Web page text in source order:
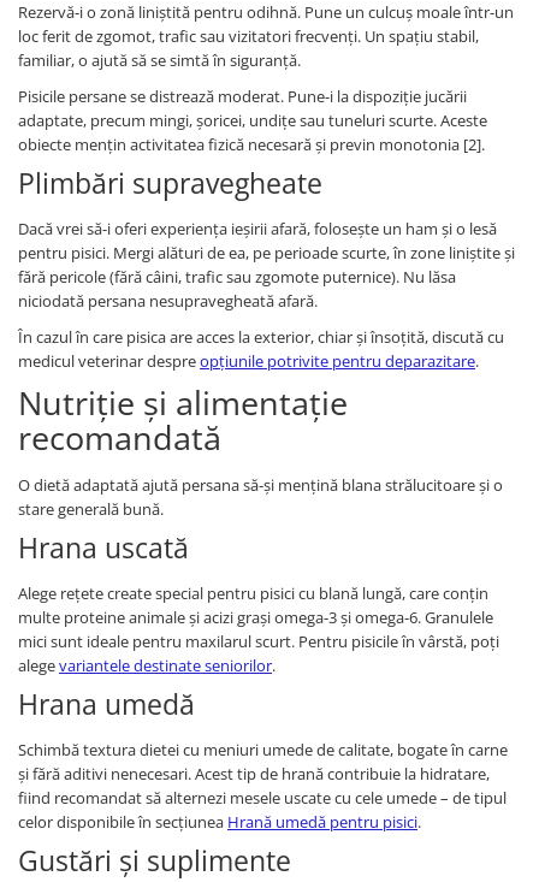
Rezervă-i o zonă liniștită pentru odihnă. Pune un culcuș moale într-un
loc ferit de zgomot, trafic sau vizitatori frecvenți. Un spațiu stabil,
familiar, o ajută să se simtă în siguranță.
Pisicile persane se distrează moderat. Pune-i la dispoziție jucării
adaptate, precum mingi, șoricei, undițe sau tuneluri scurte. Aceste
obiecte mențin activitatea fizică necesară și previn monotonia [2].
Plimbări supravegheate
Dacă vrei să-i oferi experiența ieșirii afară, folosește un ham și o lesă
pentru pisici. Mergi alături de ea, pe perioade scurte, în zone liniștite și
fără pericole (fără câini, trafic sau zgomote puternice). Nu lăsa
niciodată persana nesupravegheată afară.
În cazul în care pisica are acces la exterior, chiar și însoțită, discută cu
medicul veterinar despreopțiunile potrivite pentru deparazitare.
Nutriție și alimentație
recomandată
O dietă adaptată ajută persana să-și mențină blana strălucitoare și o
stare generală bună.
Hrana uscată
Alege rețete create special pentru pisici cu blană lungă, care conțin
multe proteine animale și acizi grași omega-3 și omega-6. Granulele
mici sunt ideale pentru maxilarul scurt. Pentru pisicile în vârstă, poți
alegevariantele destinate seniorilor.
Hrana umedă
Schimbă textura dietei cu meniuri umede de calitate, bogate în carne
și fără aditivi nenecesari. Acest tip de hrană contribuie la hidratare,
fiind recomandat să alternezi mesele uscate cu cele umede – de tipul
celor disponibile în secțiunea Hrană umedă pentru pisici.
Gustări și suplimente